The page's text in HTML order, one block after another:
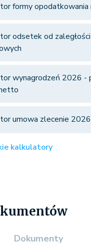
formy
odsetek od zaległości
wynagrodzeń 2026 -
umowa zlecenie 2026
kalkulatory
Dokumenty